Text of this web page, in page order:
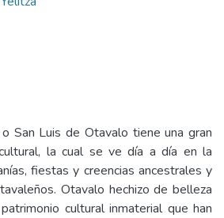
San Luis de Otavalo tiene una gran
la cual se ve día a día en la
fiestas y creencias ancestrales y
Otavalo hechizo de belleza
cultural inmaterial que han